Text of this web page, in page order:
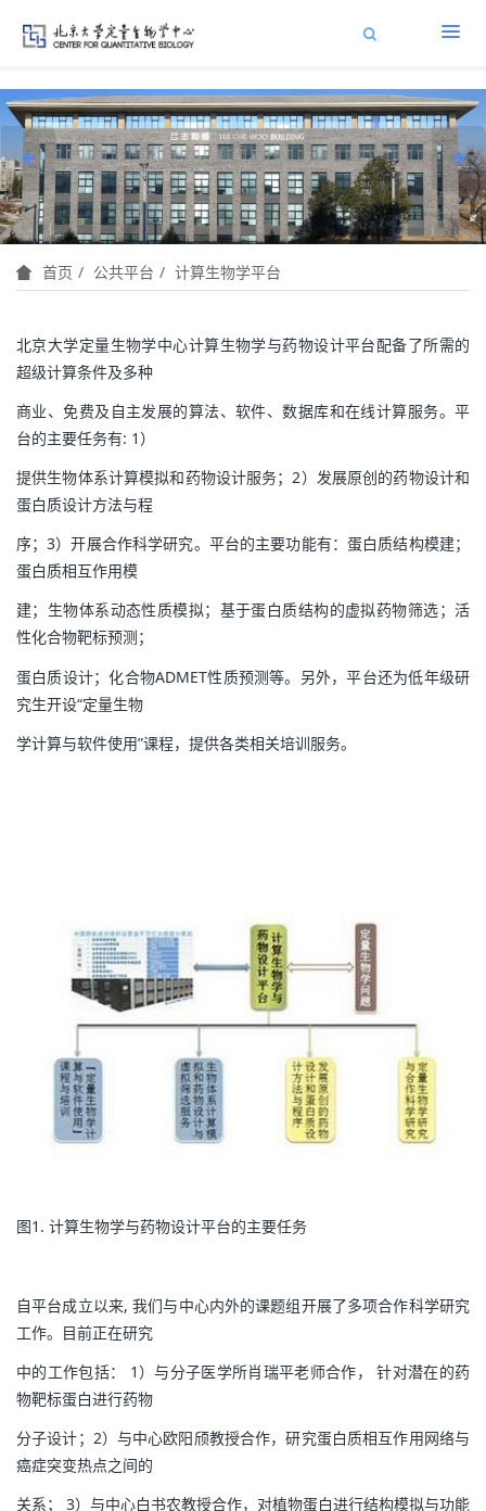
首页 公共平台 计算生物学平台
北京大学定量生物学中心计算生物学与药物设计平台配备了所需的
超级计算条件及多种
商业、免费及自主发展的算法、软件、数据库和在线计算服务。平
台的主要任务有: 1）
提供生物体系计算模拟和药物设计服务；2）发展原创的药物设计和
蛋白质设计方法与程
序；3）开展合作科学研究。平台的主要功能有：蛋白质结构模建；
蛋白质相互作用模
建；生物体系动态性质模拟；基于蛋白质结构的虚拟药物筛选；活
性化合物靶标预测；
蛋白质设计；化合物ADMET性质预测等。另外，平台还为低年级研
究生开设“定量生物
学计算与软件使用”课程，提供各类相关培训服务。
图1. 计算生物学与药物设计平台的主要任务
自平台成立以来, 我们与中心内外的课题组开展了多项合作科学研究
工作。目前正在研究
中的工作包括： 1）与分子医学所肖瑞平老师合作， 针对潜在的药
物靶标蛋白进行药物
分子设计；2）与中心欧阳颀教授合作，研究蛋白质相互作用网络与
癌症突变热点之间的
关系； 3）与中心白书农教授合作，对植物蛋白进行结构模拟与功能